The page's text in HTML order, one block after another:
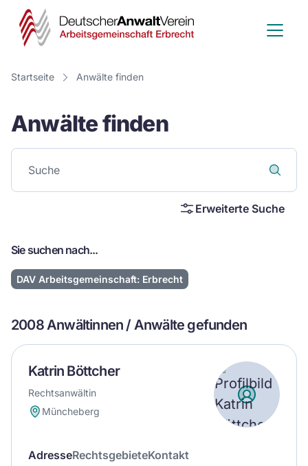
Deutscher
Anwalt
Erbrecht
Startseite Anwälte finden
Anwälte finden
Erweiterte Suche
Sie suchen nach...
DAV Arbeitsgemeinschaft: Erbrecht
2008 Anwältinnen / Anwälte gefunden
Katrin Böttcher
Rechtsanwältin
Müncheberg
AdresseRechtsgebieteKontakt